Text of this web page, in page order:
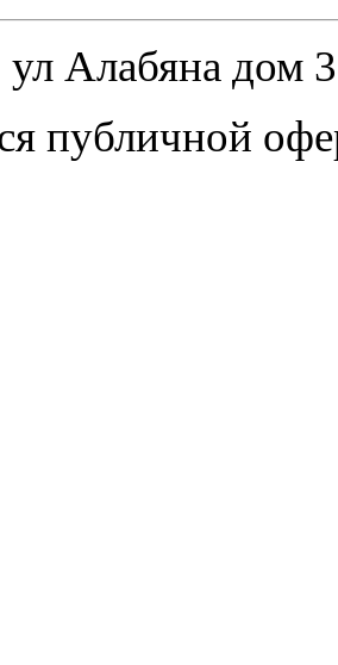
ул Алабяна дом
публичной